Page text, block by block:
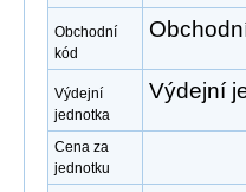
Obchodní
kód
Výdejní
jednotka
Výdejní
Cena za
jednotku